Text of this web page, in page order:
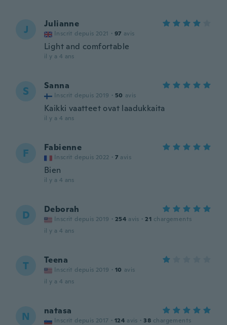
J Julianne
Inscrit depuis 2021 · 97 avis
Light and comfortable
il y a 4 ans
S Sanna
Inscrit depuis 2019 · 50 avis
Kaikki vaatteet ovat laadukkaita
il y a 4 ans
F Fabienne
Inscrit depuis 2022 · 7 avis
Bien
il y a 4 ans
D Deborah
Inscrit depuis 2019 · 254 avis · 21 chargements
il y a 4 ans
T Teena
Inscrit depuis 2019 · 10 avis
il y a 4 ans
N natasa
Inscrit depuis 2017 · 124 avis · 38 chargements